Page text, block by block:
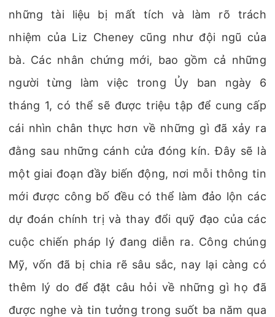
những tài liệu bị mất tích và làm rõ trách
nhiệm của Liz Cheney cũng như đội ngũ của
bà. Các nhân chứng mới, bao gồm cả những
người từng làm việc trong Ủy ban ngày 6
tháng 1, có thể sẽ được triệu tập để cung cấp
cái nhìn chân thực hơn về những gì đã xảy ra
đằng sau những cánh cửa đóng kín. Đây sẽ là
một giai đoạn đầy biến động, nơi mỗi thông tin
mới được công bố đều có thể làm đảo lộn các
dự đoán chính trị và thay đổi quỹ đạo của các
cuộc chiến pháp lý đang diễn ra. Công chúng
Mỹ, vốn đã bị chia rẽ sâu sắc, nay lại càng có
thêm lý do để đặt câu hỏi về những gì họ đã
được nghe và tin tưởng trong suốt ba năm qua